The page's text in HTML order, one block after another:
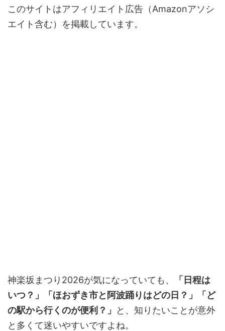
このサイトはアフィリエイト広告（Amazonアソシ
エイト含む）を掲載しています。
神楽坂まつり2026が気になっていても、
「日程は
いつ？」「ほおずき市と阿波踊りはどの日？」「ど
の駅から行くのが便利？」
と、知りたいことが意外
と多くて迷いやすいですよね。